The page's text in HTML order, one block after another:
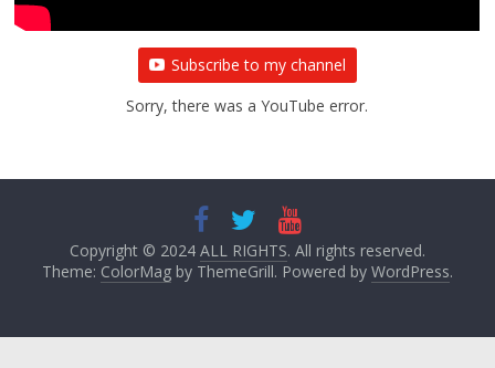
Subscribe to my channel
Sorry, there was a YouTube error.
Copyright © 2024 ALL RIGHTS. All rights reserved.
Theme: ColorMagby ThemeGrill. Powered by WordPress.